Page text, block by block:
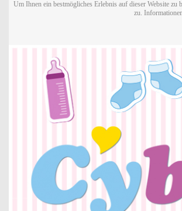
Um Ihnen ein bestmögliches Erlebnis auf dieser Website
zu.